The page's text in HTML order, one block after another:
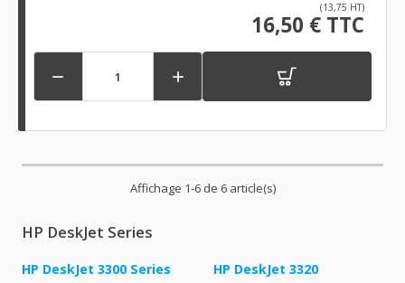
(13,75 HT)
16,50 € TTC
 
Affichage 1-6 de 6 article(s)
HP DeskJet Series
HP DeskJet 3300 Series HP DeskJet 3320